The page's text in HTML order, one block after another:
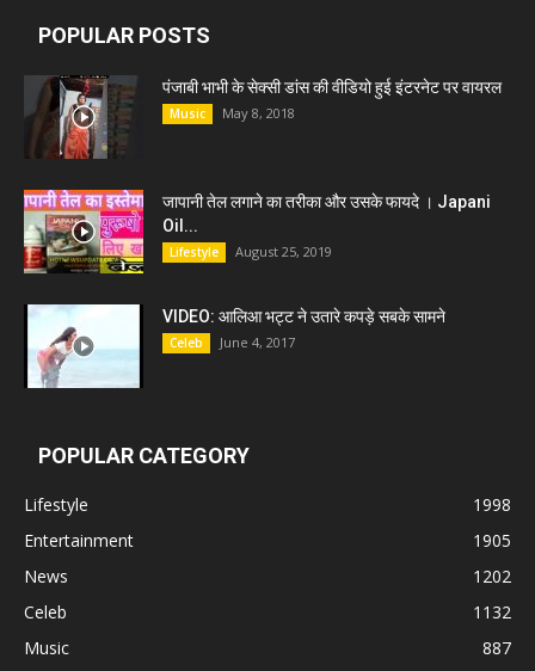
POPULAR POSTS
पंजाबी भाभी के सेक्सी डांस की वीडियो हुई इंटरनेट पर वायरल
Music May 8, 2018
जापानी तेल लगाने का तरीका और उसके फायदे । Japani
Oil...
Lifestyle August 25, 2019
VIDEO: आलिआ भट्ट ने उतारे कपड़े सबके सामने
Celeb June 4, 2017
POPULAR CATEGORY
Lifestyle
1998
Entertainment
1905
News
1202
Celeb
1132
Music
887